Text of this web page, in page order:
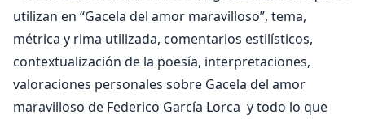
utilizan en “Gacela del amor maravilloso”, tema,
métrica y rima utilizada, comentarios estilísticos,
contextualización de la poesía, interpretaciones,
valoraciones personales sobre Gacela del amor
maravilloso de Federico García Lorca y todo lo que